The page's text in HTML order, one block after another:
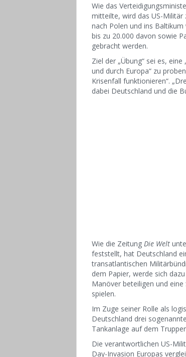
Wie das
mitteilte, wird das US-Militär
nach Polen und ins
bis zu 20.000 davon sowie
gebracht werden.
Ziel der „Übung“ sei es,
und durch Europa“ zu
Krisenfall funktionieren“.
dabei Deutschland und die
Wie die Zeitung Die Welt
feststellt, hat Deutschland
transatlantischen
dem Papier, werde sich
Manöver beteiligen und eine
spielen.
Im Zuge seiner Rolle als
Deutschland drei
Tankanlage auf dem
Die verantwortlichen US-
Day-Invasion Europas